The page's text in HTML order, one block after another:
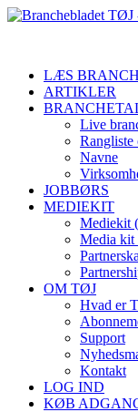
LÆS
ARTIKLER
Live
Rangliste
Navne
JOBBØRS
MEDIEKIT
Mediekit
Media kit
OM TØJ
Hvad er
Support
Kontakt
LOG IND
KØB